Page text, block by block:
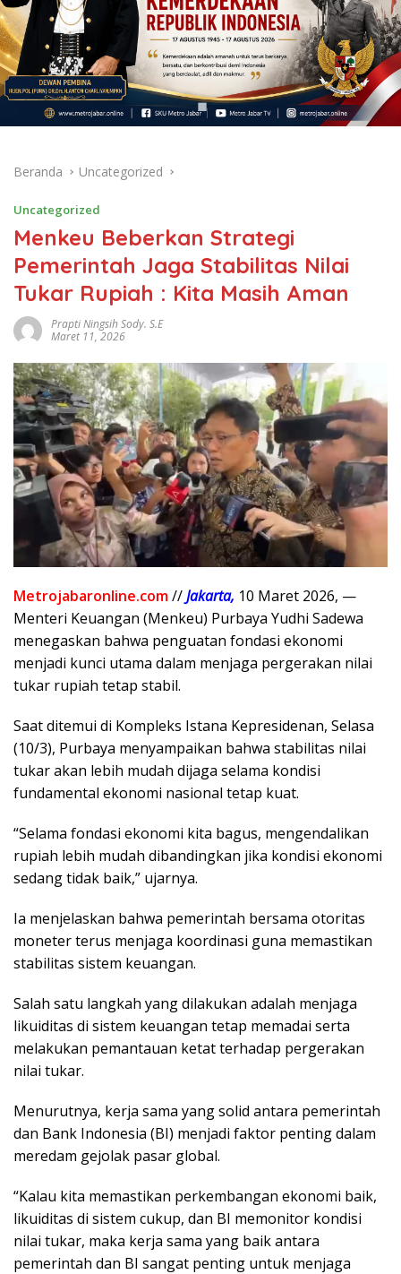
Beranda Uncategorized
Uncategorized
Menkeu Beberkan Strategi
Pemerintah Jaga Stabilitas Nilai
Tukar Rupiah : Kita Masih Aman
Prapti Ningsih Sody. S.E
Maret 11, 2026
Metrojabaronline.com//Jakarta, 10 Maret 2026, —
Menteri Keuangan (Menkeu) Purbaya Yudhi Sadewa
menegaskan bahwa penguatan fondasi ekonomi
menjadi kunci utama dalam menjaga pergerakan nilai
tukar rupiah tetap stabil.
Saat ditemui di Kompleks Istana Kepresidenan, Selasa
(10/3), Purbaya menyampaikan bahwa stabilitas nilai
tukar akan lebih mudah dijaga selama kondisi
fundamental ekonomi nasional tetap kuat.
“Selama fondasi ekonomi kita bagus, mengendalikan
rupiah lebih mudah dibandingkan jika kondisi ekonomi
sedang tidak baik,” ujarnya.
Ia menjelaskan bahwa pemerintah bersama otoritas
moneter terus menjaga koordinasi guna memastikan
stabilitas sistem keuangan.
Salah satu langkah yang dilakukan adalah menjaga
likuiditas di sistem keuangan tetap memadai serta
melakukan pemantauan ketat terhadap pergerakan
nilai tukar.
Menurutnya, kerja sama yang solid antara pemerintah
dan Bank Indonesia (BI) menjadi faktor penting dalam
meredam gejolak pasar global.
“Kalau kita memastikan perkembangan ekonomi baik,
likuiditas di sistem cukup, dan BI memonitor kondisi
nilai tukar, maka kerja sama yang baik antara
pemerintah dan BI sangat penting untuk menjaga